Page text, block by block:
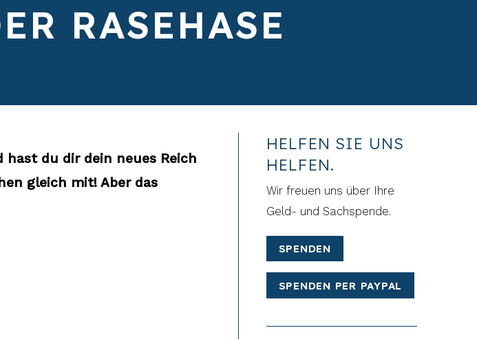
RASEHASE
hast du dir dein neues Reich
gleich mit! Aber das
HELFEN SIE UNS
HELFEN.
Wir freuen uns über Ihre
Geld- und Sachspende.
SPENDEN
SPENDEN PER PAYPAL